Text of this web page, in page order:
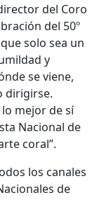
del Coro
del 50º
solo sea un
y
se viene,
dirigirse.
mejor de sí
Nacional de
coral”.
los canales
de